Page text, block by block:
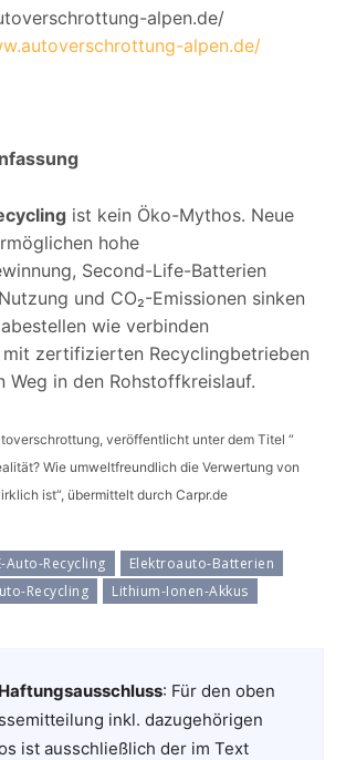
alpen.de/
alpen.de/
ist kein Öko-Mythos. Neue
hohe
Second-Life-Batterien
und CO₂-Emissionen sinken
wie verbinden
mit zertifizierten Recyclingbetrieben
Weg in den Rohstoffkreislauf.
veröffentlicht unter dem Titel “
Wie umweltfreundlich die Verwertung von
ist“, übermittelt durch Carpr.de
Auto-Recycling
Elektroauto-Batterien
Recycling
Lithium-Ionen-Akkus
: Für den oben
inkl. dazugehörigen
ist ausschließlich der im Text